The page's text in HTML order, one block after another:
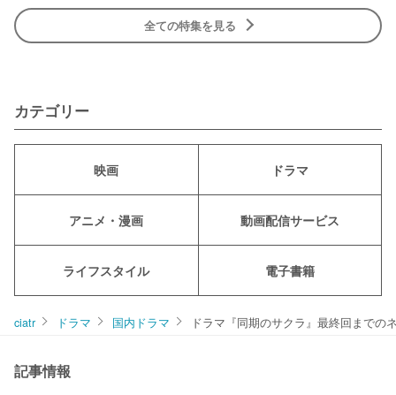
全ての特集を見る
カテゴリー
映画 ドラマ
アニメ・漫画 動画配信サービス
ライフスタイル 電子書籍
ciatr ドラマ 国内ドラマ ドラマ『同期のサクラ』最終回までの
記事情報